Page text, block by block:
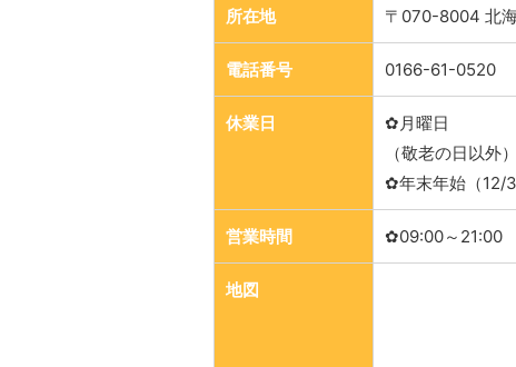
所在地 〒070-8004 北
電話番号 0166-61-0520
休業日
✿月曜日
（敬老の日以外）
✿年末年始（12/
営業時間 ✿09:00～21:00
地図